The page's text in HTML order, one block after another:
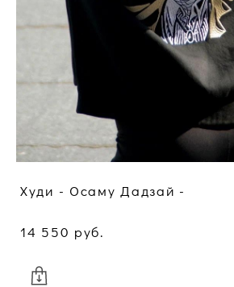
Худи - Осаму Дадзай -
14 550 pуб.